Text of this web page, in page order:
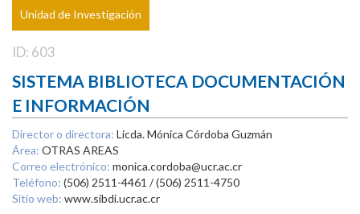
Unidad de Investigación
ID: 603
SISTEMA BIBLIOTECA DOCUMENTACIÓN
E INFORMACIÓN
Director o directora: Licda. Mónica Córdoba Guzmán
Área: OTRAS AREAS
Correo electrónico: monica.cordoba@ucr.ac.cr
Teléfono: (506) 2511-4461 / (506) 2511-4750
Sitio web: www.sibdi.ucr.ac.cr